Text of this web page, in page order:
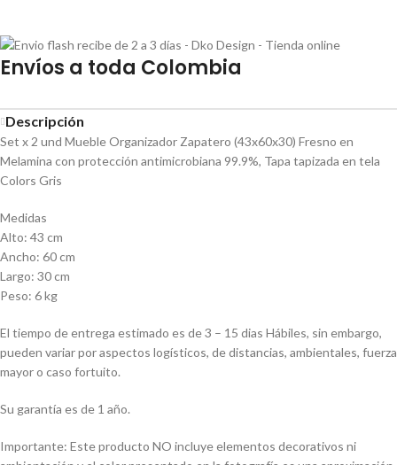
Envíos a toda Colombia
Descripción
Set x 2 und Mueble Organizador Zapatero (43x60x30) Fresno en
Melamina con protección antimicrobiana 99.9%, Tapa tapizada en tela
Colors Gris
Medidas
Alto: 43 cm
Ancho: 60 cm
Largo: 30 cm
Peso: 6 kg
El tiempo de entrega estimado es de 3 – 15 dias Hábiles, sin embargo,
pueden variar por aspectos logísticos, de distancias, ambientales, fuerza
mayor o caso fortuito.
Su garantía es de 1 año.
Importante: Este producto NO incluye elementos decorativos ni